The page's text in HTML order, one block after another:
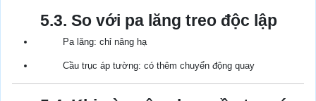
5.3. So với pa lăng treo độc lập
Pa lăng: chỉ nâng hạ
Cầu trục áp tường: có thêm chuyển động quay